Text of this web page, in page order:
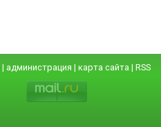
| администрация | карта сайта | RSS